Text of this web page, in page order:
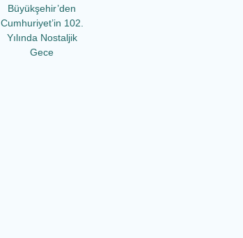
Büyükşehir’den
Cumhuriyet’in 102.
Yılında Nostaljik
Gece